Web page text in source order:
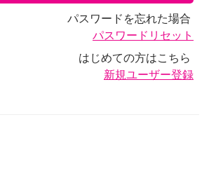
パスワードを忘れた場合
パスワードリセット
はじめての方はこちら
新規ユーザー登録